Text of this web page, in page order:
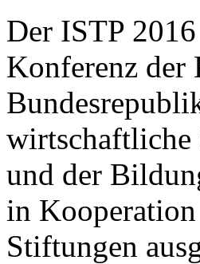
Der ISTP
Konferenz der
wirtschaftliche
und der
in
Stiftungen